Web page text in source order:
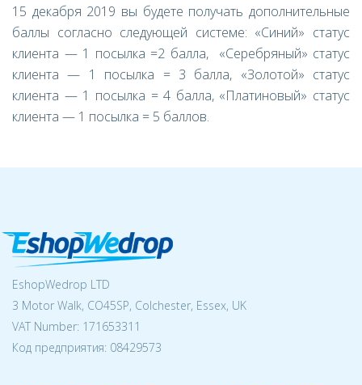
15 декабря 2019 вы будете получать дополнительные
баллы согласно следующей системе: «Синий» статус
клиента — 1 посылка =2 балла, «Серебряный» статус
клиента — 1 посылка = 3 балла, «Золотой» статус
клиента — 1 посылка = 4 балла, «Платиновый» статус
клиента — 1 посылка = 5 баллов.
EshopWedrop LTD
3 Motor Walk, CO45SP, Colchester, Essex, UK
VAT Number: 171653311
Код предприятия: 08429573